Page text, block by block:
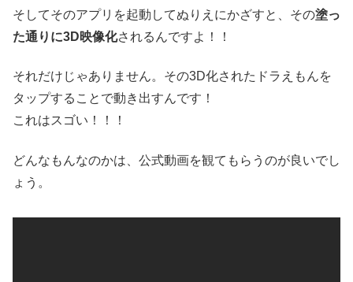
そしてそのアプリを起動してぬりえにかざすと、その塗っ
た通りに3D映像化されるんですよ！！
それだけじゃありません。その3D化されたドラえもんを
タップすることで動き出すんです！
これはスゴい！！！
どんなもんなのかは、公式動画を観てもらうのが良いでし
ょう。